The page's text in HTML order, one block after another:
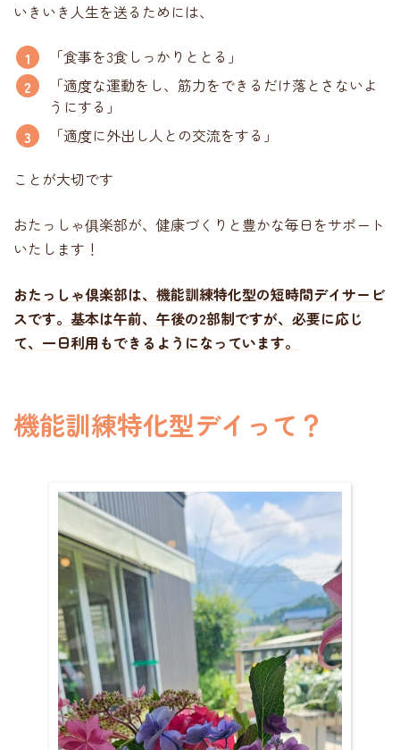
いきいき人生を送るためには、
「食事を3食しっかりととる」
「適度な運動をし、筋力をできるだけ落とさないよ
うにする」
「適度に外出し人との交流をする」
ことが大切です
おたっしゃ俱楽部が、健康づくりと豊かな毎日をサポート
いたします！
おたっしゃ倶楽部は、機能訓練特化型の短時間デイサービ
スです。基本は午前、午後の2部制ですが、必要に応じ
て、一日利用もできるようになっています。
機能訓練特化型デイって？